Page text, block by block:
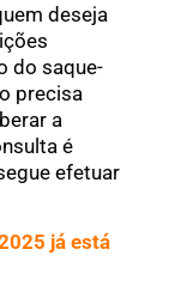
deseja
do saque-
precisa
a
é
efetuar
já está